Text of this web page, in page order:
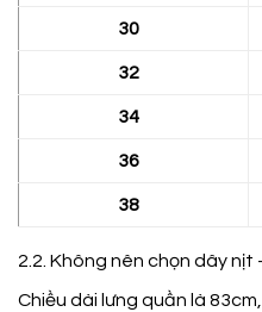
30
32
34
36
38
2.2. Không nên chọn dây
Chiều dài lưng quần là